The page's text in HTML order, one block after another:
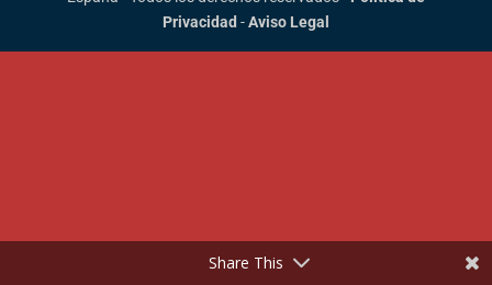
Privacidad -Aviso Legal
Share This